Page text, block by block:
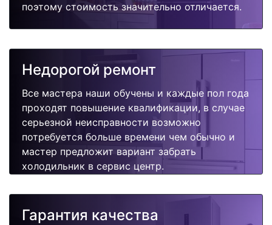
поэтому стоимость значительно отличается.
Недорогой ремонт
Все мастера наши обучены и каждые пол года
проходят повышение квалификации, в случае
серьезной неисправности возможно
потребуется больше времени чем обычно и
мастер предложит вариант забрать
холодильник в сервис центр.
Гарантия качества